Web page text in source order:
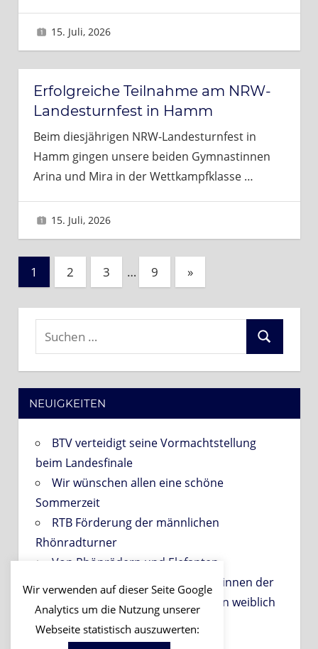
15. Juli, 2026
Erfolgreiche Teilnahme am NRW-
Landesturnfest in Hamm
Beim diesjährigen NRW-Landesturnfest in
Hamm gingen unsere beiden Gymnastinnen
Arina und Mira in der Wettkampfklasse …
15. Juli, 2026
Seitennummerierung
Beiträge
1 2 3 … 9
Nächste
Beiträge
»
Suchen
Suchen
NEUIGKEITEN
BTV verteidigt seine Vormachtstellung
beim Landesfinale
Wir wünschen allen eine schöne
Sommerzeit
RTB Förderung der männlichen
Rhönradturner
Von Rhönrädern und Elefanten
PROBETRAINING für Interessentinnen der
Gruppen der Abteilung Gerätturnen weiblich
am 06.09.2026!
Wir verwenden auf dieser Seite Google
Analytics um die Nutzung unserer
Webseite statistisch auszuwerten: